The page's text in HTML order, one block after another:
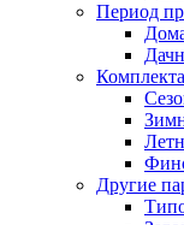
Период
Другие